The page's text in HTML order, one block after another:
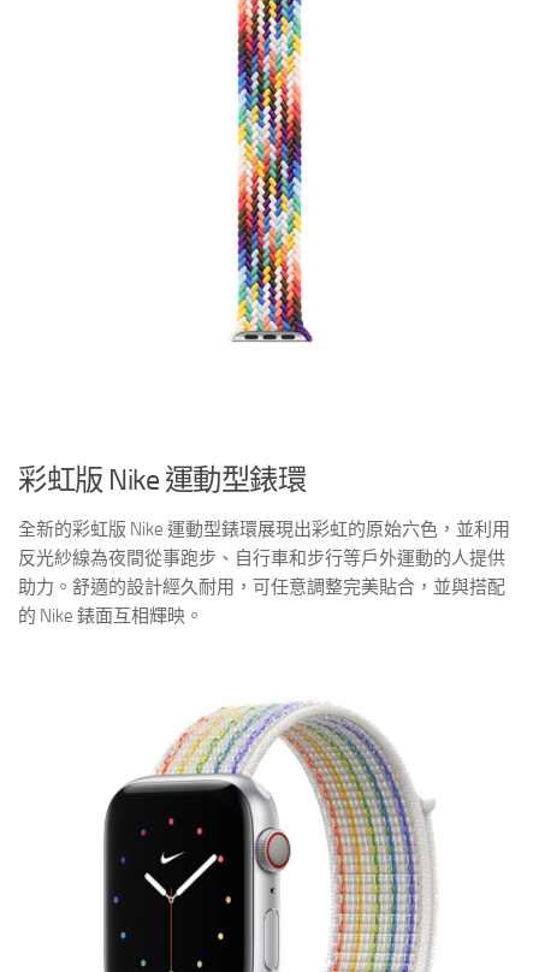
彩虹版 Nike 運動型錶環
全新的彩虹版 Nike 運動型錶環展現出彩虹的原始六色，並利用
反光紗線為夜間從事跑步、自行車和步行等戶外運動的人提供
助力。舒適的設計經久耐用，可任意調整完美貼合，並與搭配
的 Nike 錶面互相輝映。